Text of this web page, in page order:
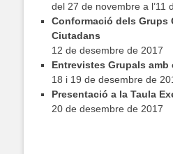
del 27 de novembre a l’11
Conformació dels Grups
Ciutadans
12 de desembre de 2017
Entrevistes Grupals amb
18 i 19 de desembre de
Presentació a la Taula
20 de desembre de 2017